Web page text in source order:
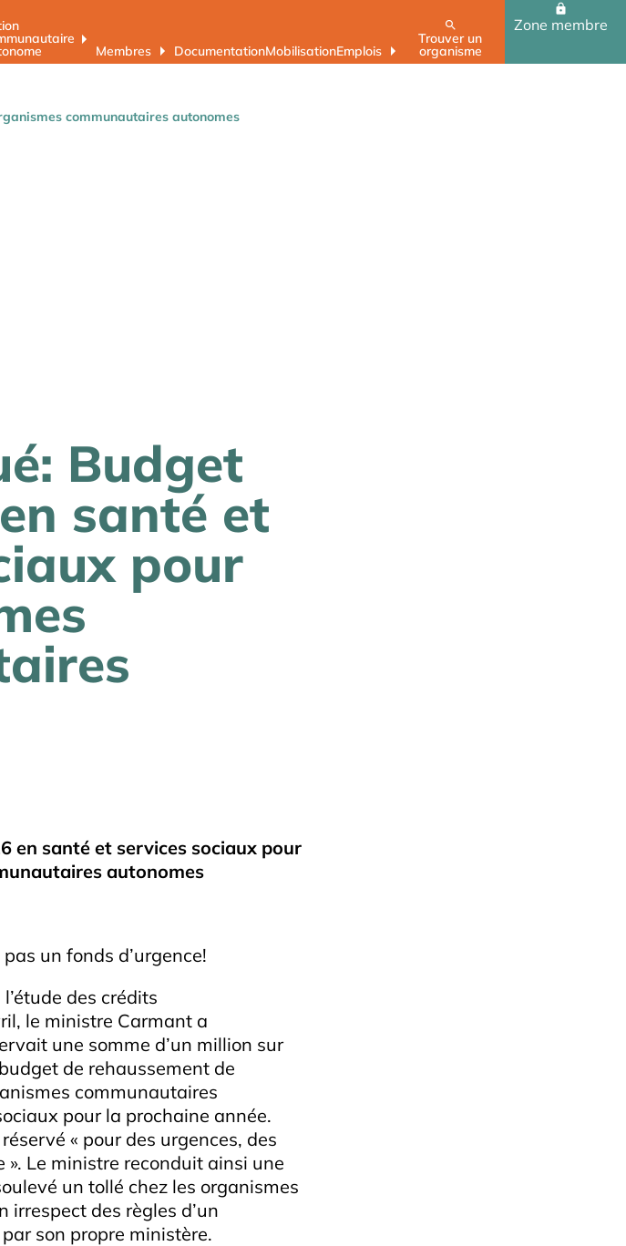
Membres DocumentationMobilisationEmplois
Trouver un
organisme
Zone membre
communautaires autonomes
Budget
santé et
pour
en santé et services sociaux pour
autonomes
un fonds d’urgence!
des crédits
le ministre Carmant a
une somme d’un million sur
de rehaussement de
communautaires
pour la prochaine année.
« pour des urgences, des
Le ministre reconduit ainsi une
un tollé chez les organismes
des règles d’un
son propre ministère.